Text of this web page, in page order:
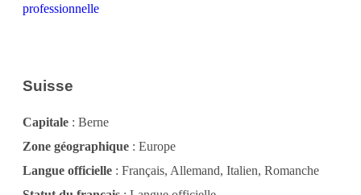
professionnelle
Suisse
Capitale : Berne
Zone géographique : Europe
Langue officielle : Français, Allemand, Italien, Romanche